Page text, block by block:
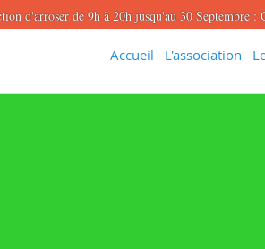
Accueil L'association
d'arroser de 9h à 20h jusqu'au 30 Septembre :